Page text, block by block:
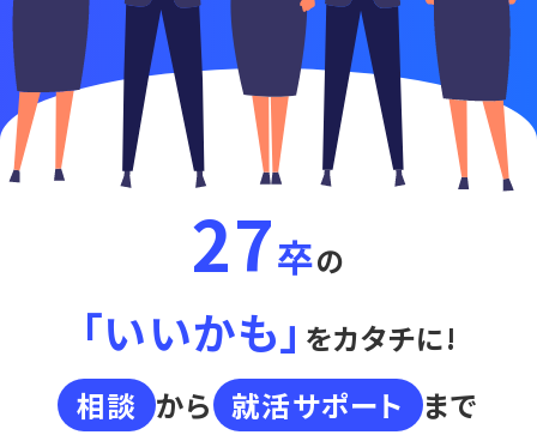
27卒の
「いいかも」 をカタチに!
相談 から 就活サポート まで